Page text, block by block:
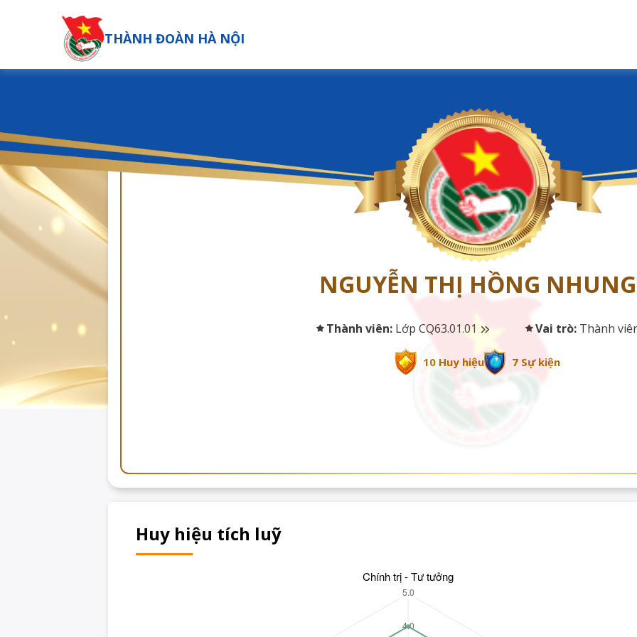
THÀNH ĐOÀN HÀ NỘI
NGUYỄN THỊ HỒNG NHUNG
Thành viên: Lớp CQ63.01.01 Vai trò: Thành
10 Huy hiệu 7 Sự kiện
Huy hiệu tích luỹ